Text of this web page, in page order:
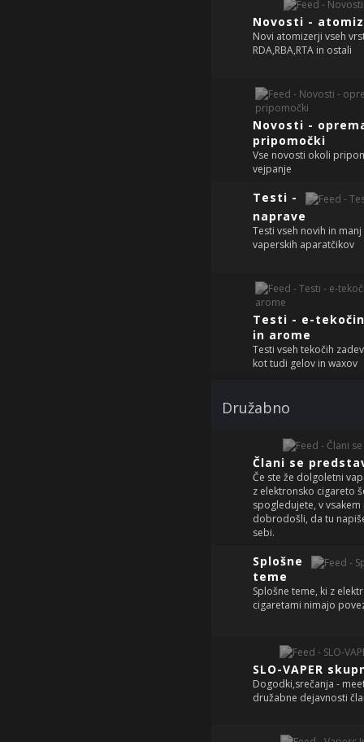
Novosti -
Novi atomizerji vseh
RDA,RBA,RTA in ostali
Novosti -
pripomočki
Vse novosti okoli
vejpanje
Testi -
naprave
Testi vseh novih in
vaperskih aparatčikov
Testi - e-
in arome
Testi vseh tekočih
kot tudi gelov in waxov
Družabno
Člani se
Če ste že dolgoletni
z elektronsko cigareto
spogledujete, v
dobrodošli, da tu
sebi.
Splošne
teme
Splošne teme, ki z
cigaretami nimajo
SLO-VAPER
Dogodki,srečanja -
družabne dejavnosti